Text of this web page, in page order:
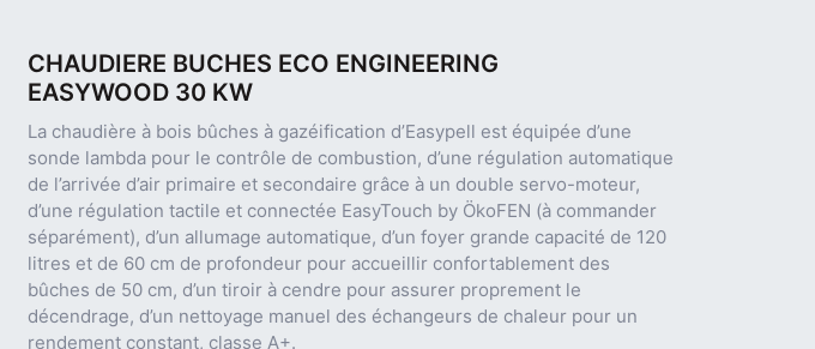
CHAUDIERE BUCHES ECO ENGINEERING
EASYWOOD 30 KW
La chaudière à bois bûches à gazéification d’Easypell est équipée d’une
sonde lambda pour le contrôle de combustion, d’une régulation automatique
de l’arrivée d’air primaire et secondaire grâce à un double servo-moteur,
d’une régulation tactile et connectée EasyTouch by ÖkoFEN (à commander
séparément), d’un allumage automatique, d’un foyer grande capacité de 120
litres et de 60 cm de profondeur pour accueillir confortablement des
bûches de 50 cm, d’un tiroir à cendre pour assurer proprement le
décendrage, d’un nettoyage manuel des échangeurs de chaleur pour un
rendement constant, classe A+.